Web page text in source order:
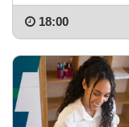
18:00